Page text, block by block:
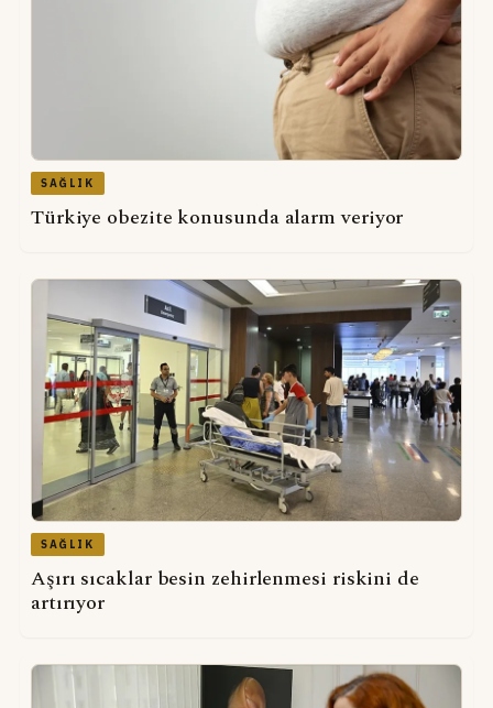
SAĞLIK
Türkiye obezite konusunda alarm veriyor
SAĞLIK
Aşırı sıcaklar besin zehirlenmesi riskini de
artırıyor